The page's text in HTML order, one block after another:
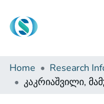
Communities &
Browse
Home Research
კაკრიაშვილი,